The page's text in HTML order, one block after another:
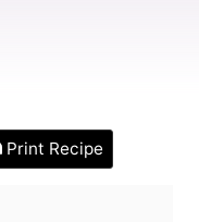
Print Recipe